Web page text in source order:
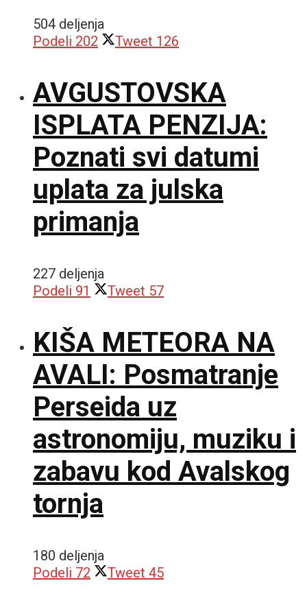
504 deljenja
Podeli 202 Tweet 126
AVGUSTOVSKA
ISPLATA PENZIJA:
Poznati svi datumi
uplata za julska
primanja
227 deljenja
Podeli 91 Tweet 57
KIŠA METEORA NA
AVALI: Posmatranje
Perseida uz
astronomiju, muziku i
zabavu kod Avalskog
tornja
180 deljenja
Podeli 72 Tweet 45